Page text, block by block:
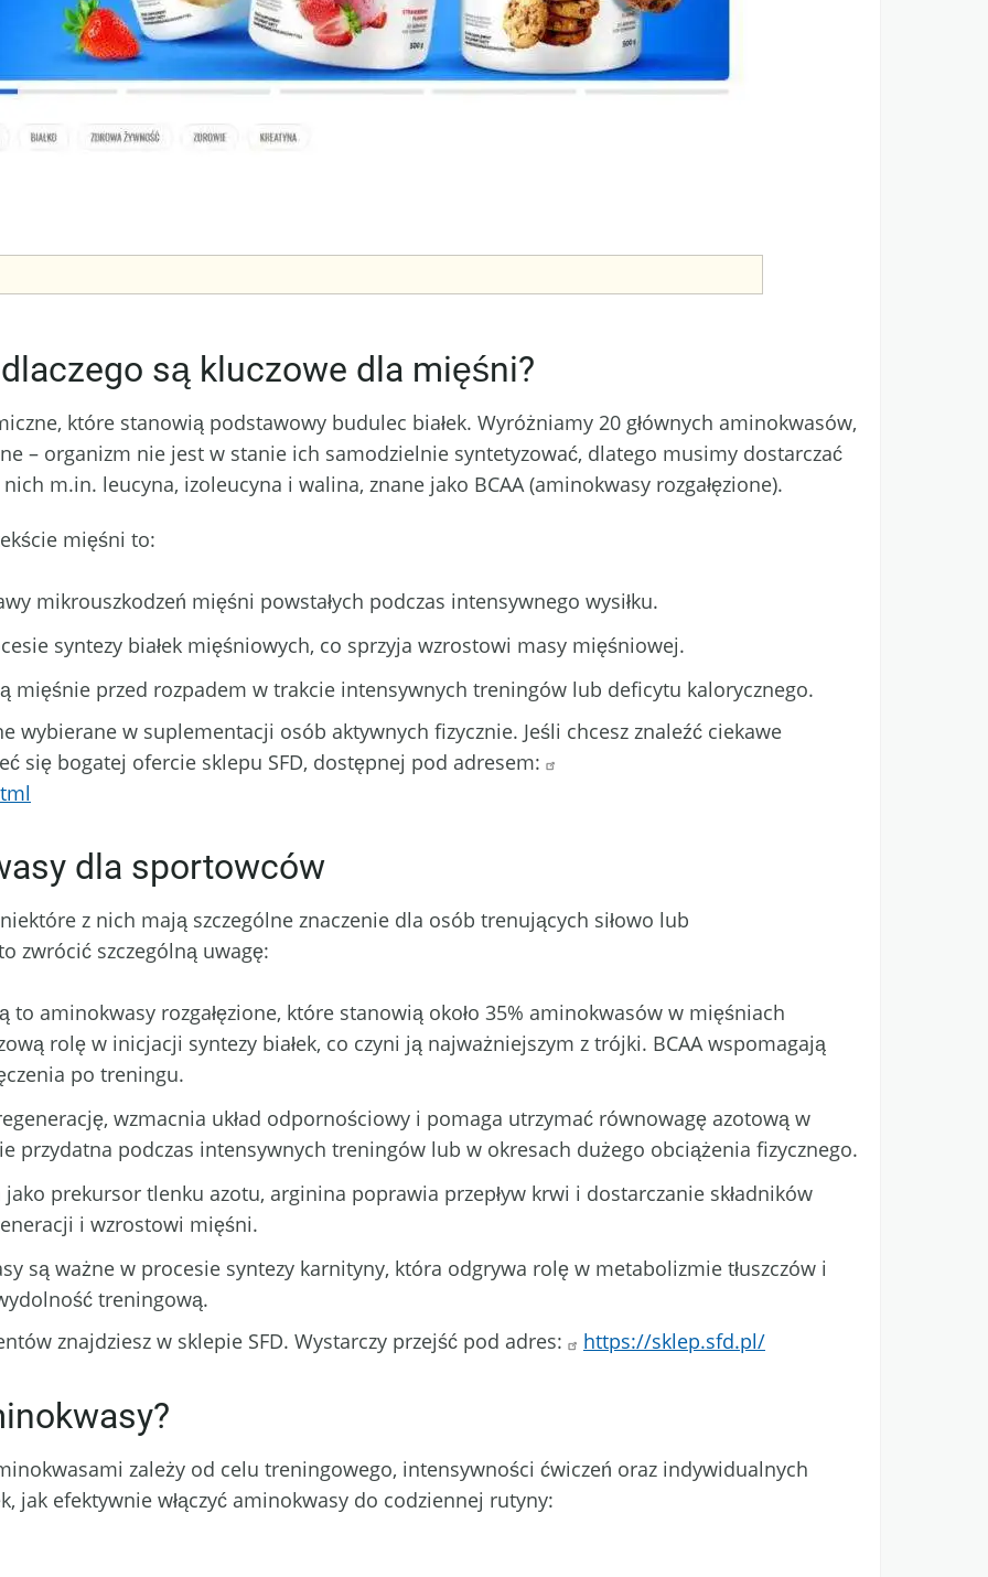
są kluczowe dla mięśni?
które stanowią podstawowy budulec białek. Wyróżniamy 20 głównych aminokwasów,
– organizm nie jest w stanie ich samodzielnie syntetyzować, dlatego musimy dostarczać
m.in. leucyna, izoleucyna i walina, znane jako BCAA (aminokwasy rozgałęzione).
mięśni to:
mikrouszkodzeń mięśni powstałych podczas intensywnego wysiłku.
syntezy białek mięśniowych, co sprzyja wzrostowi masy mięśniowej.
mięśnie przed rozpadem w trakcie intensywnych treningów lub deficytu kalorycznego.
wybierane w suplementacji osób aktywnych fizycznie. Jeśli chcesz znaleźć ciekawe
się bogatej ofercie sklepu SFD, dostępnej pod adresem:
dla sportowców
z nich mają szczególne znaczenie dla osób trenujących siłowo lub
zwrócić szczególną uwagę:
to aminokwasy rozgałęzione, które stanowią około 35% aminokwasów w mięśniach
rolę w inicjacji syntezy białek, co czyni ją najważniejszym z trójki. BCAA wspomagają
po treningu.
wzmacnia układ odpornościowy i pomaga utrzymać równowagę azotową w
przydatna podczas intensywnych treningów lub w okresach dużego obciążenia fizycznego.
jako prekursor tlenku azotu, arginina poprawia przepływ krwi i dostarczanie składników
i wzrostowi mięśni.
są ważne w procesie syntezy karnityny, która odgrywa rolę w metabolizmie tłuszczów i
treningową.
znajdziesz w sklepie SFD. Wystarczy przejść pod adres:
https://sklep.sfd.pl/
zależy od celu treningowego, intensywności ćwiczeń oraz indywidualnych
jak efektywnie włączyć aminokwasy do codziennej rutyny: